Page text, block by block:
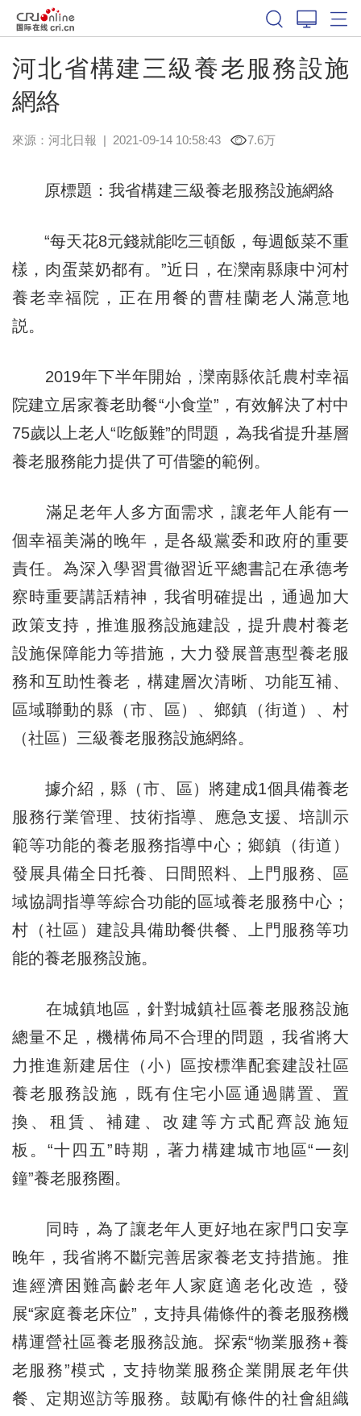
河北省構建三級養老服務設施
網絡
來源： 河北日報 | 2021-09-14 10:58:43 7.6万
原標題：我省構建三級養老服務設施網絡
“每天花8元錢就能吃三頓飯，每週飯菜不重
樣，肉蛋菜奶都有。”近日，在灤南縣康中河村
養老幸福院，正在用餐的曹桂蘭老人滿意地
説。
2019年下半年開始，灤南縣依託農村幸福
院建立居家養老助餐“小食堂”，有效解決了村中
75歲以上老人“吃飯難”的問題，為我省提升基層
養老服務能力提供了可借鑒的範例。
滿足老年人多方面需求，讓老年人能有一
個幸福美滿的晚年，是各級黨委和政府的重要
責任。為深入學習貫徹習近平總書記在承德考
察時重要講話精神，我省明確提出，通過加大
政策支持，推進服務設施建設，提升農村養老
設施保障能力等措施，大力發展普惠型養老服
務和互助性養老，構建層次清晰、功能互補、
區域聯動的縣（市、區）、鄉鎮（街道）、村
（社區）三級養老服務設施網絡。
據介紹，縣（市、區）將建成1個具備養老
服務行業管理、技術指導、應急支援、培訓示
範等功能的養老服務指導中心；鄉鎮（街道）
發展具備全日托養、日間照料、上門服務、區
域協調指導等綜合功能的區域養老服務中心；
村（社區）建設具備助餐供餐、上門服務等功
能的養老服務設施。
在城鎮地區，針對城鎮社區養老服務設施
總量不足，機構佈局不合理的問題，我省將大
力推進新建居住（小）區按標準配套建設社區
養老服務設施，既有住宅小區通過購置、置
換、租賃、補建、改建等方式配齊設施短
板。“十四五”時期，著力構建城市地區“一刻
鐘”養老服務圈。
同時，為了讓老年人更好地在家門口安享
晚年，我省將不斷完善居家養老支持措施。推
進經濟困難高齡老年人家庭適老化改造，發
展“家庭養老床位”，支持具備條件的養老服務機
構運營社區養老服務設施。探索“物業服務+養
老服務”模式，支持物業服務企業開展老年供
餐、定期巡訪等服務。鼓勵有條件的社會組織